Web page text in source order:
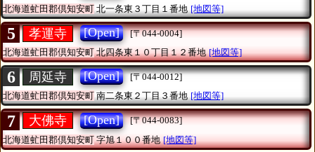
北海道虻田郡倶知安町 北一条東３丁目１番地 [地図等]
5 孝運寺 [Open]
[〒044-0004]
北海道虻田郡倶知安町北四条東１０丁目１２番地 [地図等]
6 周延寺 [Open]
[〒044-0012]
北海道虻田郡倶知安町南二条東２丁目３番地 [地図等]
7 大佛寺 [Open]
[〒044-0083]
北海道虻田郡倶知安町字旭１００番地 [地図等]